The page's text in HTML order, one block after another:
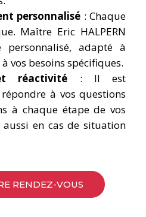
personnalisé : Chaque
Maître Eric HALPERN
personnalisé, adapté à
vos besoins spécifiques.
réactivité : Il est
à vos questions
à chaque étape de vos
aussi en cas de situation
RENDEZ-VOUS